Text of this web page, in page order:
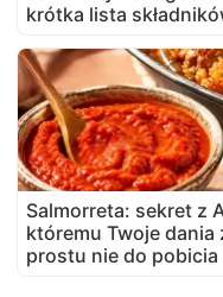
krótka lista
Salmorreta: sekret z
któremu Twoje dania
prostu nie do pobicia